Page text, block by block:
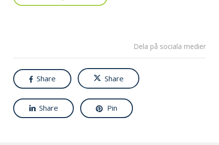
Dela på sociala medier
Share Share
Share Pin